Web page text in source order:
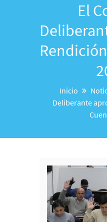
El
Inicio
Deliberante